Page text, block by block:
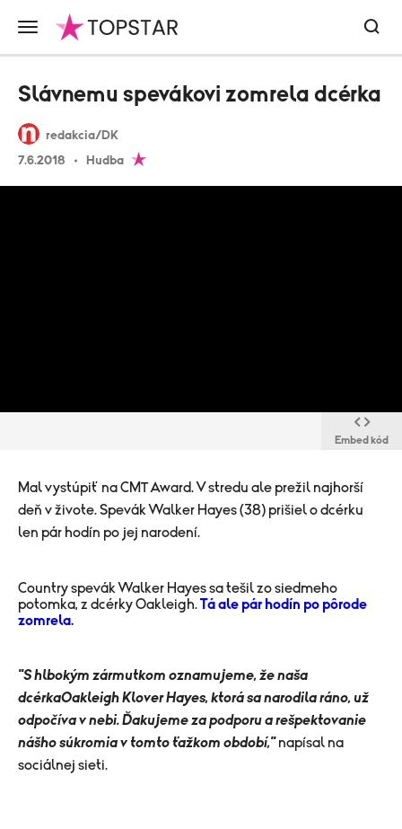
redakcia/DK
7.6.2018
Hudba
Slávnemu spevákovi zomrela dcérka
Embed kód
Mal vystúpiť na CMT Award. V stredu ale prežil najhorší
deň v živote. Spevák Walker Hayes (38) prišiel o dcérku
len pár hodín po jej narodení.
Country spevák Walker Hayes sa tešil zo siedmeho
potomka, z dcérky Oakleigh.Tá ale pár hodín po pôrode
zomrela.
"S hlbokým zármutkom oznamujeme, že naša
dcérkaOakleigh Klover Hayes, ktorá sa narodila ráno, už
odpočíva v nebi. Ďakujeme za podporu a rešpektovanie
nášho súkromia v tomto ťažkom období," napísal na
sociálnej sieti.